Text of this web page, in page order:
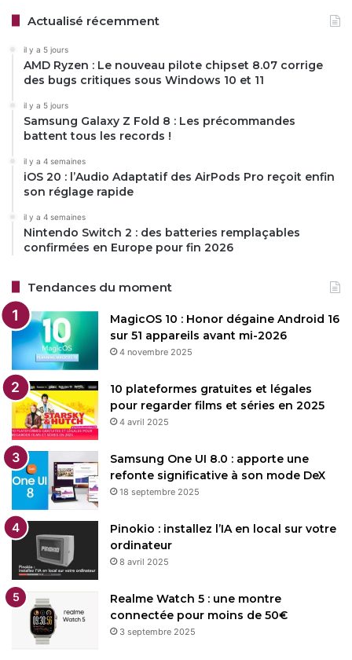
Actualisé récemment
il y a 5 jours
AMD Ryzen : Le nouveau pilote chipset 8.07 corrige
des bugs critiques sous Windows 10 et 11
il y a 5 jours
Samsung Galaxy Z Fold 8 : Les précommandes
battent tous les records !
il y a 4 semaines
iOS 20 : l’Audio Adaptatif des AirPods Pro reçoit enfin
son réglage rapide
il y a 4 semaines
Nintendo Switch 2 : des batteries remplaçables
confirmées en Europe pour fin 2026
Tendances du moment
MagicOS 10 : Honor dégaine Android 16
sur 51 appareils avant mi-2026
4 novembre 2025
10 plateformes gratuites et légales
pour regarder films et séries en 2025
4 avril 2025
Samsung One UI 8.0 : apporte une
refonte significative à son mode DeX
18 septembre 2025
Pinokio : installez l’IA en local sur votre
ordinateur
8 avril 2025
Realme Watch 5 : une montre
connectée pour moins de 50€
3 septembre 2025